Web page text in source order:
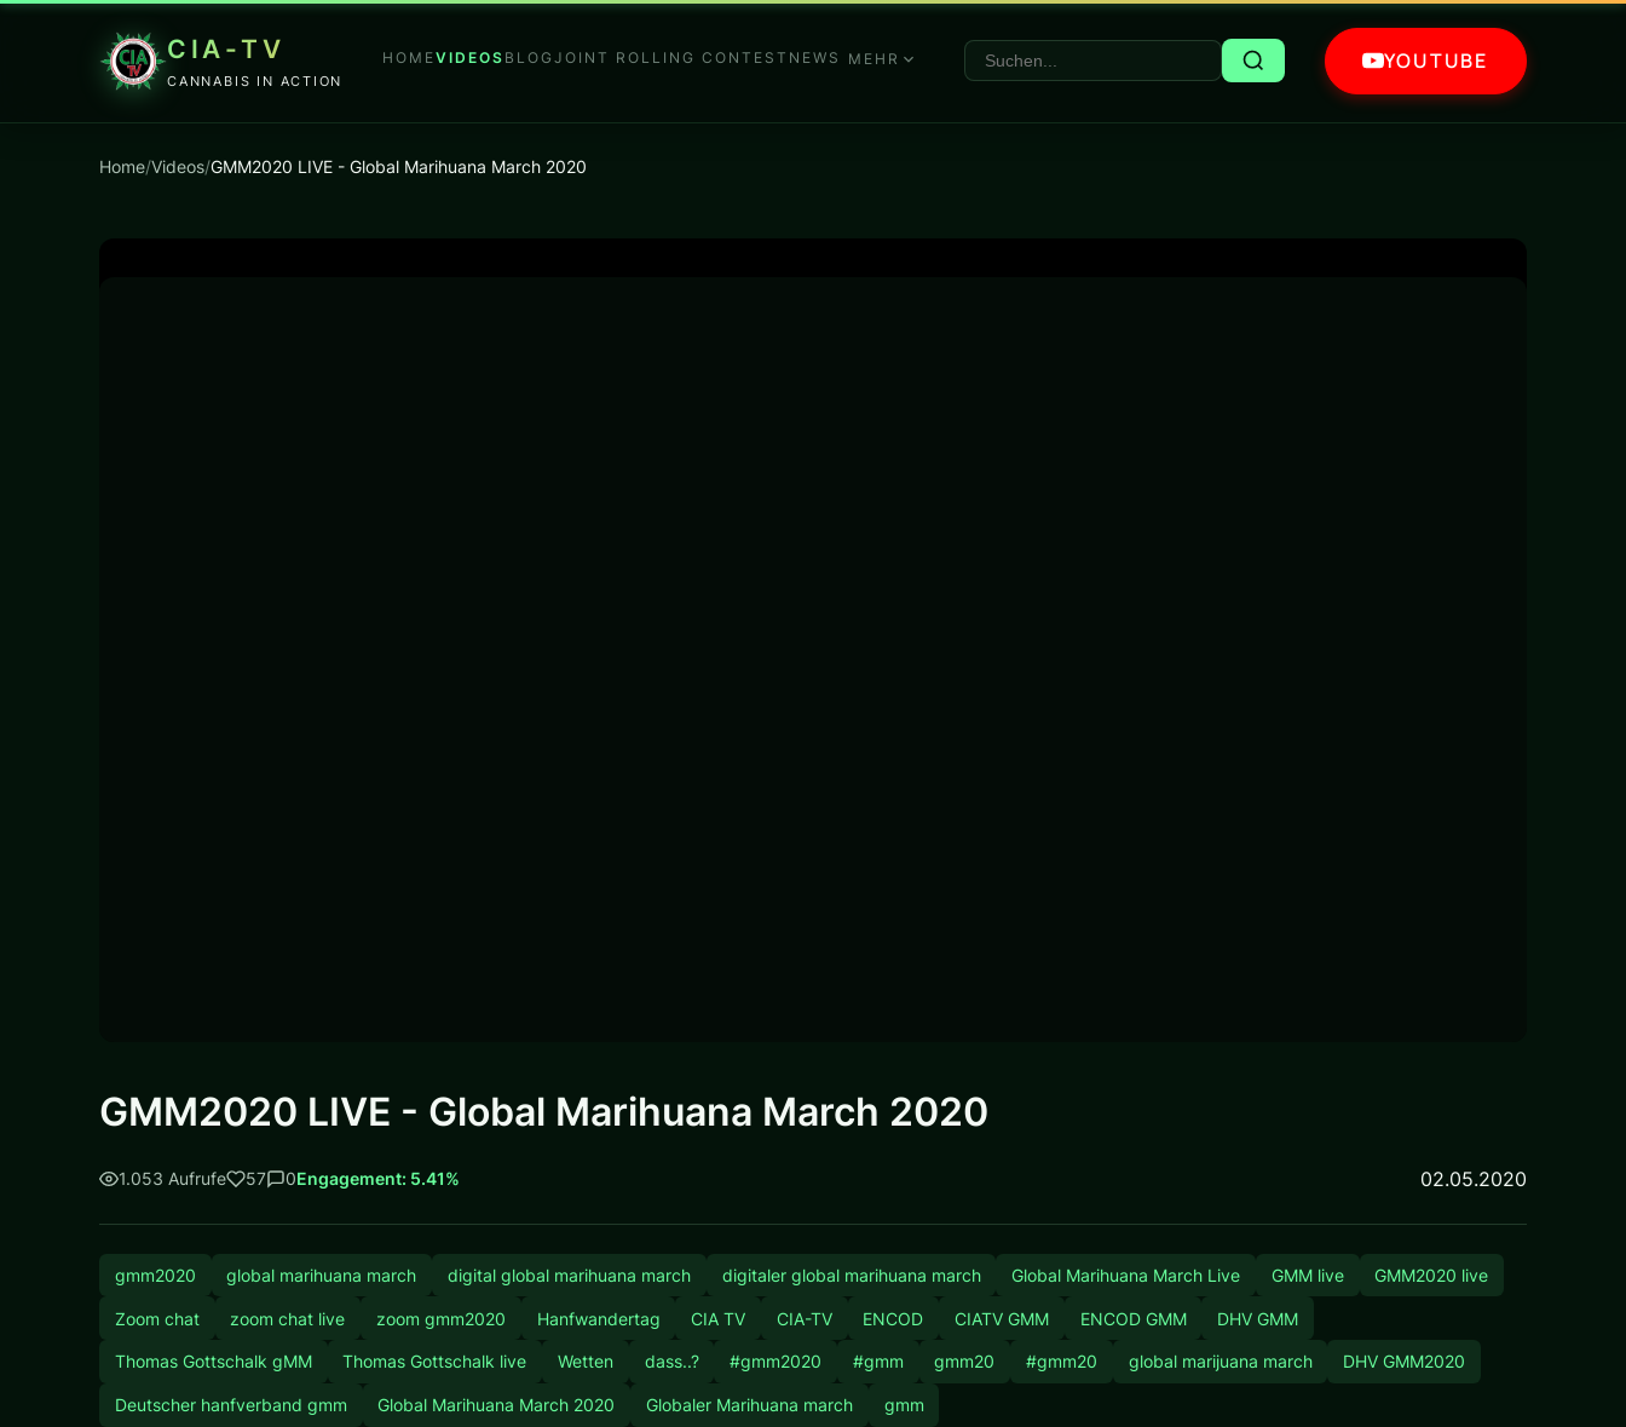
CIA-TV
CANNABIS IN ACTION
HOMEVIDEOS BLOGJOINT ROLLING CONTEST NEWS MEHR YOUTUBE
Home/Videos/GMM2020 LIVE - Global Marihuana March 2020
GMM2020 LIVE - Global Marihuana March 2020
1.053 Aufrufe 57 0Engagement: 5.41% 02.05.2020
gmm2020 global marihuana march digital global marihuana march digitaler global marihuana march Global Marihuana March Live GMM live GMM2020 live
Zoom chat zoom chat live zoom gmm2020 Hanfwandertag CIA TV CIA-TV ENCOD CIATV GMM ENCOD GMM DHV GMM
Thomas Gottschalk gMM Thomas Gottschalk live Wetten dass..? #gmm2020 #gmm gmm20 #gmm20 global marijuana march DHV GMM2020
Deutscher hanfverband gmm Global Marihuana March 2020 Globaler Marihuana march gmm